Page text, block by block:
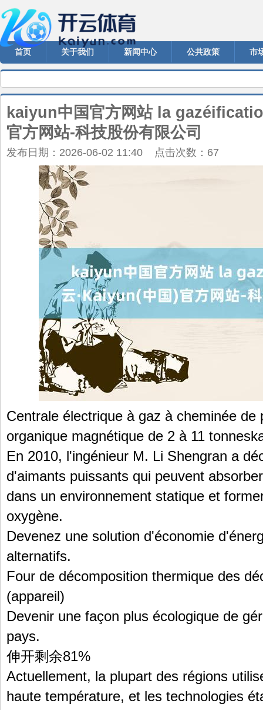
首页 关于我们 新闻中心 公共政策 市
kaiyun中国官方网站 la
官方网站-科技股份有限公司
发布日期：2026-06-02 11:40 点击次数：67
Centrale électrique à gaz à cheminée de
organique magnétique de 2 à 11
En 2010, l'ingénieur M. Li Shengran a
d'aimants puissants qui peuvent
dans un environnement statique et
oxygène.
Devenez une solution d'économie
alternatifs.
Four de décomposition thermique des
(appareil)
Devenir une façon plus écologique de
pays.
伸开剩余81%
Actuellement, la plupart des régions
haute température, et les technologies